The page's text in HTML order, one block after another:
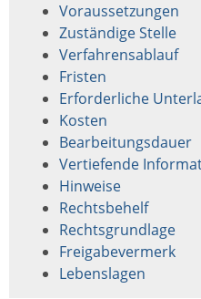
Voraussetzungen
Zuständige Stelle
Verfahrensablauf
Fristen
Erforderliche
Kosten
Bearbeitungsdauer
Vertiefende
Hinweise
Rechtsbehelf
Rechtsgrundlage
Freigabevermerk
Lebenslagen